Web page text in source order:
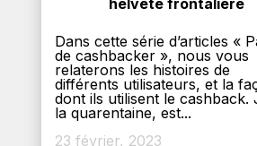
helvète frontalière
Dans cette série d’articles «
de cashbacker », nous vous
relaterons les histoires de
différents utilisateurs, et la
dont ils utilisent le cashback.
la quarentaine, est...
23 février, 2023